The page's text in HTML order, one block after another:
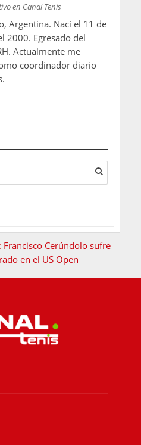
en Canal Tenis
Argentina. Nací el 11 de
2000. Egresado del
Actualmente me
coordinador diario
Francisco Cerúndolo sufre
en el US Open